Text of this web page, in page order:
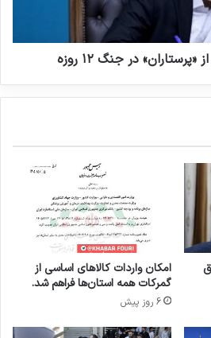
در جنگ ۱۲ روزه
امکان واردات کالاهای اساسی از
گمرکات همه استان‌ها فراهم شد.
6 روز پیش